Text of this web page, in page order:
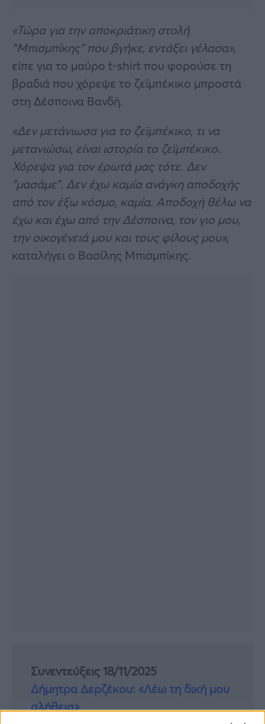
«Τώρα για την αποκριάτικη στολή
“Μπισμπίκης” που βγήκε, εντάξει γέλασα»,
είπε για το μαύρο t-shirt που φορούσε τη
βραδιά που χόρεψε το ζεϊμπέκικο μπροστά
στη Δέσποινα Βανδή.
«Δεν μετάνιωσα για το ζεϊμπέκικο, τι να
μετανιώσω, είναι ιστορία το ζεϊμπέκικο.
Χόρεψα για τον έρωτά μας τότε. Δεν
“μασάμε”. Δεν έχω καμία ανάγκη αποδοχής
από τον έξω κόσμο, καμία. Αποδοχή θέλω να
έχω και έχω από την Δέσποινα, τον γιο μου,
την οικογένειά μου και τους φίλους μου»,
καταλήγει ο Βασίλης Μπισμπίκης.
Συνεντεύξεις 18/11/2025
Δήμητρα Δερζέκου: «Λέω τη δική μου
αλήθεια»